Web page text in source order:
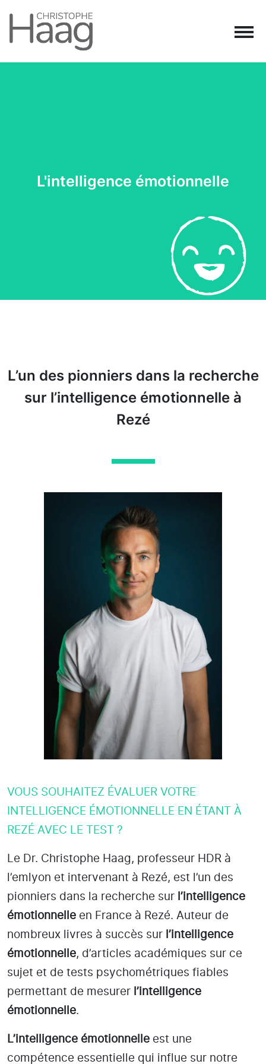
Navigation principale
L'intelligence émotionnelle
L’un des pionniers dans la recherche
sur l’intelligence émotionnelle à
Rezé
VOUS SOUHAITEZ ÉVALUER VOTRE
INTELLIGENCE ÉMOTIONNELLE EN ÉTANT À
REZÉ AVEC LE TEST ?
Le Dr. Christophe Haag, professeur HDR à
l’emlyon et intervenant à Rezé, est l’un des
pionniers dans la recherche sur l’intelligence
émotionnelle en France à Rezé. Auteur de
nombreux livres à succès sur l’intelligence
émotionnelle, d’articles académiques sur ce
sujet et de tests psychométriques fiables
permettant de mesurer l’intelligence
émotionnelle.
L’intelligence émotionnelle est une
compétence essentielle qui influe sur notre